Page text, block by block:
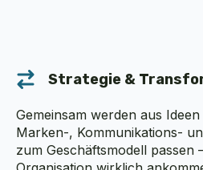
Strategie &
Gemeinsam werden aus
Marken-, Kommunikations-
zum Geschäftsmodell passen